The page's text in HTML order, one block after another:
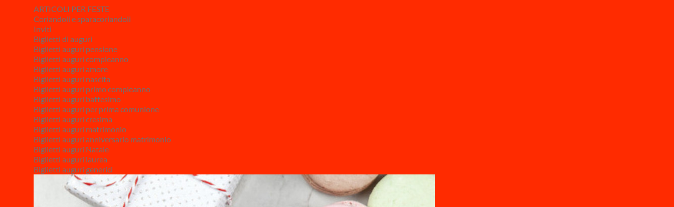
ARTICOLI PER FESTE
Coriandoli e sparacoriandoli
Inviti
Biglietti di auguri
Biglietti auguri pensione
Biglietti auguri compleanno
Biglietti auguri amore
Biglietti auguri nascita
Biglietti auguri primo compleanno
Biglietti auguri battesimo
Biglietti auguri per prima comunione
Biglietti auguri cresima
Biglietti auguri matrimonio
Biglietti auguri anniversario matrimonio
Biglietti auguri Natale
Biglietti auguri laurea
Biglietti auguri generici